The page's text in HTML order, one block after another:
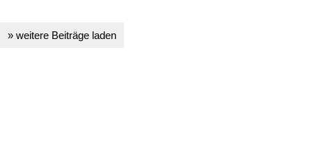
» weitere Beiträge laden